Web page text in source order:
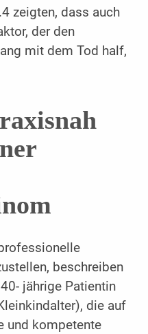
zeigten, dass auch
der den
mit dem Tod half,
beschreiben
jährige Patientin
die auf
und kompetente